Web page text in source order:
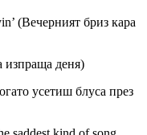
(Вечерният бриз кара
изпраща деня)
усетиш блуса през